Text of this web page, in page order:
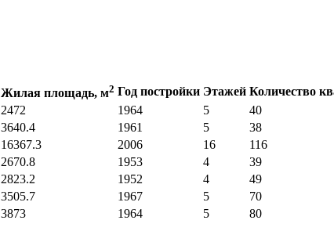
Жилая площадь, м2 Год постройки Этажей Количество
2472 1964 5
40
3640.4 1961 5
38
16367.3 2006 16
116
2670.8 1953 4
39
2823.2 1952 4
49
3505.7 1967 5
70
3873 1964 5 80